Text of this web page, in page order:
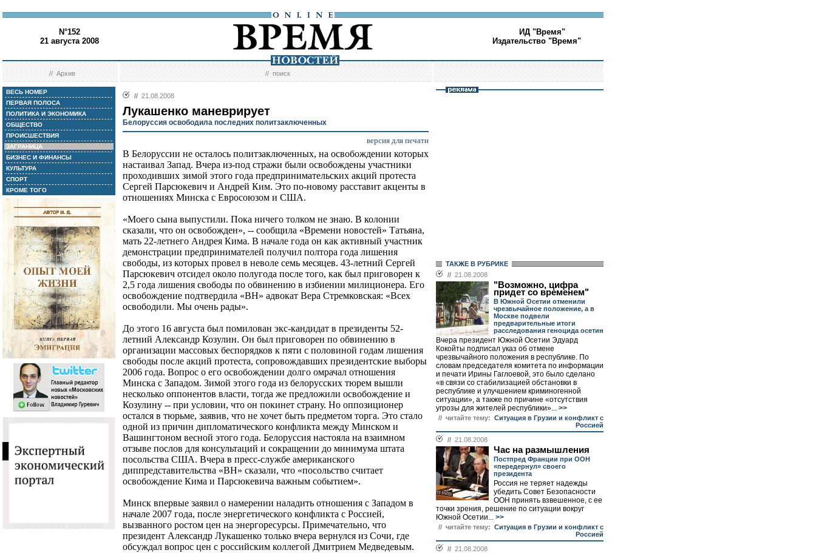
N°152
21 августа 2008
ИД "Время"
Издательство "Время"
//Архив //поиск
ВЕСЬ НОМЕР
ПЕРВАЯ ПОЛОСА
ПОЛИТИКА И ЭКОНОМИКА
ОБЩЕСТВО
ПРОИСШЕСТВИЯ
ЗАГРАНИЦА
БИЗНЕС И ФИНАНСЫ
КУЛЬТУРА
СПОРТ
КРОМЕ ТОГО
// 21.08.2008
Лукашенко маневрирует
Белоруссия освободила последних политзаключенных
версия для печати
В Белоруссии не осталось политзаключенных, на освобождении которых
настаивал Запад. Вчера из-под стражи были освобождены участники
проходивших зимой этого года предпринимательских акций протеста
Сергей Парсюкевич и Андрей Ким. Это по-новому расставит акценты в
отношениях Минска с Евросоюзом и США.
«Моего сына выпустили. Пока ничего толком не знаю. В колонии
сказали, что он освобожден», -- сообщила «Времени новостей» Татьяна,
мать 22-летнего Андрея Кима. В начале года он как активный участник
демонстрации предпринимателей получил полтора года лишения
свободы, из которых провел в неволе семь месяцев. 43-летний Сергей
Парсюкевич отсидел около полугода после того, как был приговорен к
2,5 года лишения свободы по обвинению в избиении милиционера. Его
освобождение подтвердила «ВН» адвокат Вера Стремковская: «Всех
освободили. Мы очень рады».
До этого 16 августа был помилован экс-кандидат в президенты 52-
летний Александр Козулин. Он был приговорен по обвинению в
организации массовых беспорядков к пяти с половиной годам лишения
свободы после акций протеста, сопровождавших президентские выборы
2006 года. Вопрос о его освобождении долго омрачал отношения
Минска с Западом. Зимой этого года из белорусских тюрем вышли
несколько оппонентов власти, тогда же предложили освобождение и
Козулину -- при условии, что он покинет страну. Но оппозиционер
остался в тюрьме, заявив, что не хочет быть предметом торга. Это стало
одной из причин дипломатического конфликта между Минском и
Вашингтоном весной этого года. Белоруссия настояла на взаимном
отзыве послов для консультаций и сокращении до минимума штата
посольства США. Вчера в пресс-службе американского
диппредставительства «ВН» сказали, что «посольство считает
освобождение Кима и Парсюкевича важным событием».
Минск впервые заявил о намерении наладить отношения с Западом в
начале 2007 года, после энергетического конфликта с Россией,
вызванного ростом цен на энергоресурсы. Примечательно, что
президент Александр Лукашенко только вчера вернулся из Сочи, где
обсуждал вопрос цен с российским коллегой Дмитрием Медведевым.
ТАКЖЕ В РУБРИКЕ
// 21.08.2008
"Возможно, цифра
придет со временем"
В Южной Осетии отменили
чрезвычайное положение, а в
Москве подвели
предварительные итоги
расследования геноцида осетин
Вчера президент Южной Осетии Эдуард
Кокойты подписал указ об отмене
чрезвычайного положения в республике. По
словам председателя комитета по информации
и печати Ирины Гаглоевой, это было сделано
«в связи со стабилизацией обстановки в
республике и улучшением криминогенной
ситуации», а также по причине «отсутствия
угрозы для жителей республики»... >>
// читайте тему: Ситуация в Грузии и конфликт с
Россией
// 21.08.2008
Час на размышления
Постпред Франции при ООН
«передернул» своего
президента
Россия не теряет надежды
убедить Совет Безопасности
ООН принять взвешенное, с ее
точки зрения, решение по ситуации вокруг
Южной Осетии... >>
// читайте тему: Ситуация в Грузии и конфликт с
Россией
// 21.08.2008